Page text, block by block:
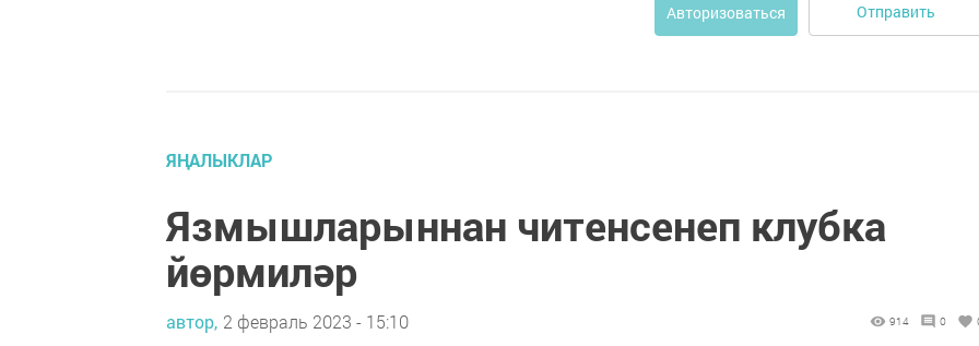
Авторизоваться Отправить
ЯҢАЛЫКЛАР
Язмышларыннан читенсенеп клубка
йөрмиләр
автор, 2 февраль 2023 - 15:10 914 0